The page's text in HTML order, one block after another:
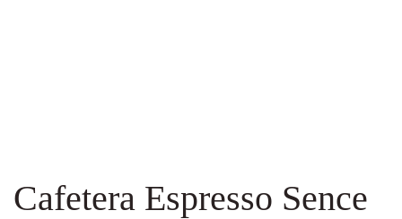
Cafetera Espresso Sence